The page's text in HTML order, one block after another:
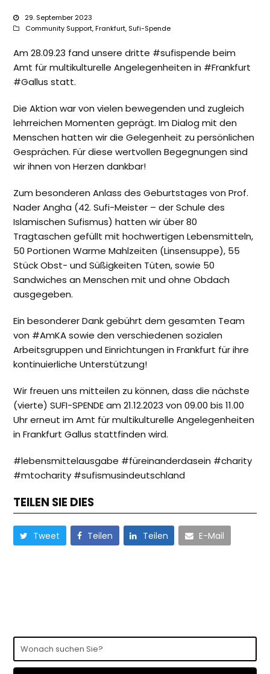
29. September 2023
Community Support,Frankfurt, Sufi-Spende
Am 28.09.23 fand unsere dritte #sufispende beim
Amt für multikulturelle Angelegenheiten in #Frankfurt
#Gallus statt.
Die Aktion war von vielen bewegenden und zugleich
lehrreichen Momenten geprägt. Im Dialog mit den
Menschen hatten wir die Gelegenheit zu persönlichen
Gesprächen. Für diese wertvollen Begegnungen sind
wir ihnen von Herzen dankbar!
Zum besonderen Anlass des Geburtstages von Prof.
Nader Angha (42. Sufi-Meister – der Schule des
Islamischen Sufismus) hatten wir über 80
Tragtaschen gefüllt mit hochwertigen Lebensmitteln,
50 Portionen Warme Mahlzeiten (Linsensuppe), 55
Stück Obst- und Süßigkeiten Tüten, sowie 50
Sandwiches an Menschen mit und ohne Obdach
ausgegeben.
Ein besonderer Dank gebührt dem gesamten Team
von #AmKA sowie den verschiedenen sozialen
Arbeitsgruppen und Einrichtungen in Frankfurt für ihre
kontinuierliche Unterstützung!
Wir freuen uns mitteilen zu können, dass die nächste
(vierte) SUFI-SPENDE am 21.12.2023 von 09.00 bis 11.00
Uhr erneut im Amt für multikulturelle Angelegenheiten
in Frankfurt Gallus stattfinden wird.
#lebensmittelausgabe #füreinanderdasein #charity
#mtocharity #sufismusindeutschland
TEILEN SIE DIES
Tweet Teilen Teilen E-Mail
Wonach
suchen
Sie?